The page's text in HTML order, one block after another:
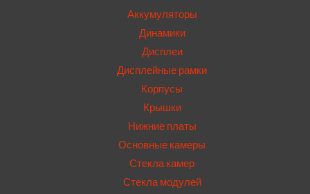
Аккумуляторы
Динамики
Дисплеи
Дисплейные рамки
Корпусы
Крышки
Нижние платы
Основные камеры
Стекла камер
Стекла модулей